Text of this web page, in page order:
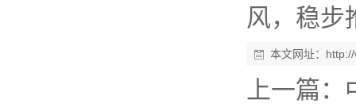
风，稳步
本文网址：
上一篇：